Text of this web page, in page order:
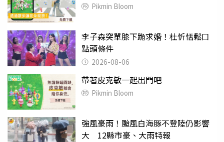
Pikmin Bloom
李子森突單膝下跪求婚！杜忻恬鬆口
點頭條件
2026-08-06
帶著皮克敏一起出門吧
Pikmin Bloom
強風豪雨！颱風白海豚不登陸仍影響
大 12縣市豪、大雨特報